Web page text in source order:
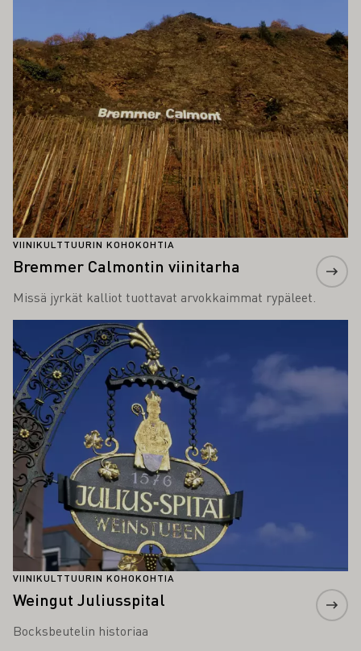
VIINIKULTTUURIN KOHOKOHTIA
Bremmer Calmontin viinitarha
Missä jyrkät kalliot tuottavat arvokkaimmat rypäleet.
VIINIKULTTUURIN KOHOKOHTIA
Weingut Juliusspital
Bocksbeutelin historiaa